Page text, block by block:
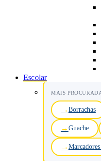
Escolar
MAIS
Borrachas
Guache